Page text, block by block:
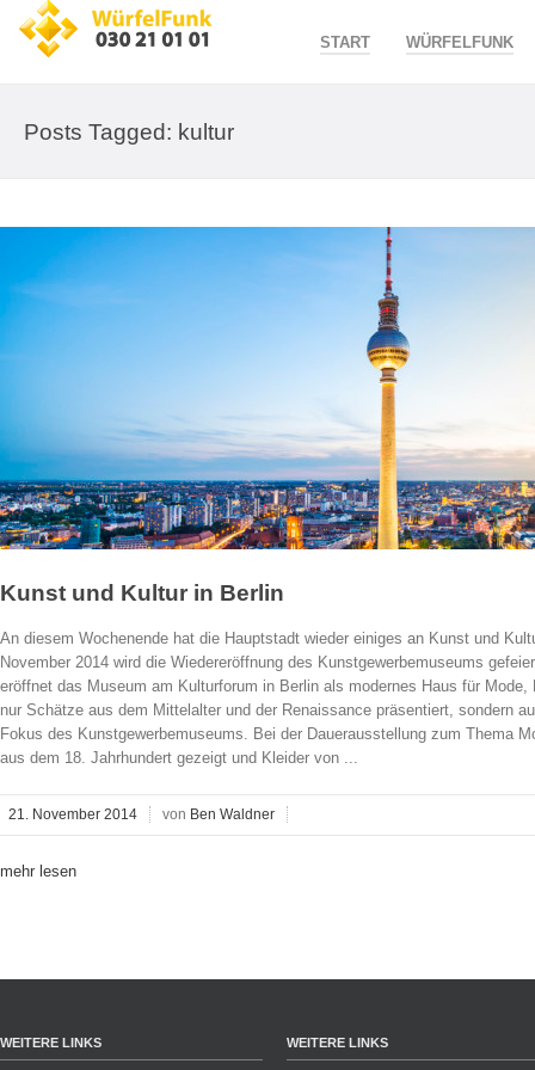
START WÜRFELFUNK
Posts Tagged: kultur
Kunst und Kultur in Berlin
An diesem Wochenende hat die Hauptstadt wieder einiges an Kunst und
November 2014 wird die Wiedereröffnung des Kunstgewerbemuseums
eröffnet das Museum am Kulturforum in Berlin als modernes Haus für
nur Schätze aus dem Mittelalter und der Renaissance präsentiert, sondern
Fokus des Kunstgewerbemuseums. Bei der Dauerausstellung zum Thema
aus dem 18. Jahrhundert gezeigt und Kleider von ...
21. November 2014 von Ben Waldner
mehr lesen
WEITERE LINKS WEITERE LINKS